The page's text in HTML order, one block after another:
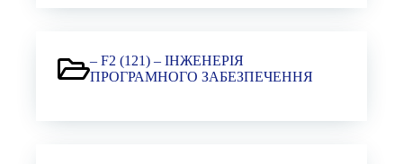
– F2 (121) – ІНЖЕНЕРІЯ
ПРОГРАМНОГО ЗАБЕЗПЕЧЕННЯ